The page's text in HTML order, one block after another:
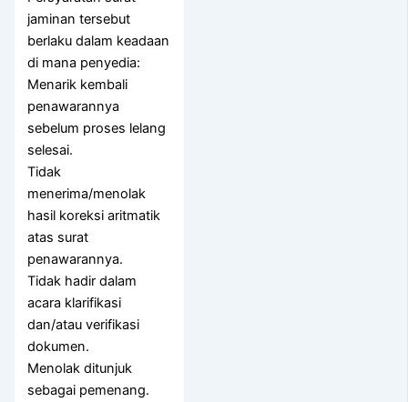
jaminan tersebut
berlaku dalam keadaan
di mana penyedia:
Menarik kembali
penawarannya
sebelum proses lelang
selesai.
Tidak
menerima/menolak
hasil koreksi aritmatik
atas surat
penawarannya.
Tidak hadir dalam
acara klarifikasi
dan/atau verifikasi
dokumen.
Menolak ditunjuk
sebagai pemenang.